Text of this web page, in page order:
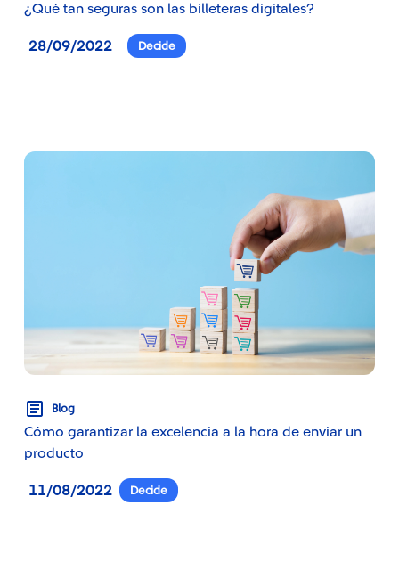
¿Qué tan seguras son las billeteras digitales?
28/09/2022 Decide
Blog
Cómo garantizar la excelencia a la hora de enviar un
producto
11/08/2022 Decide